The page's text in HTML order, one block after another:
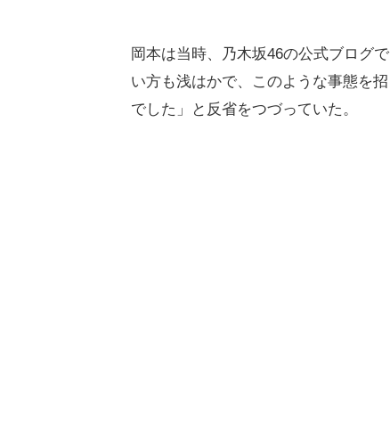
岡本は当時、乃木坂46の公式ブログ
い方も浅はかで、このような事態を
でした」と反省をつづっていた。